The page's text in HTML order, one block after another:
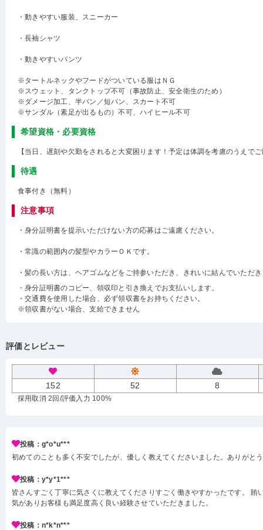
・動きやすい服装、スニーカー
・長袖シャツ
・動きやすいパンツ
※タートルネックやフードがついている服はＮＧ
※スウェット、タンクトップ不可（事故防止、安全衛生のため）
※ダメージ加工、半パン／短パン、スカート不可
※サンダル（素足が出るもの）不可、ハイヒール不可
希望資格・必要資格
【当日、遅刻や欠勤をされると大変困ります！予定は体調を考慮のうえで
待遇
食事付き（無料）
注意事項
・身分証明書を提示いただけない方の応募はご遠慮ください。
・常識の範囲内の髪型やカラーＯＫです。
・髪の長い方は、ヘアゴムなどをご持参いただき、きれいに結んでいただ
・身分証明書のコピー、領収印と引き換えでお支払いします。
・交通費を使用した場合、必ず領収書をお持ちください。
※領収書がない場合、支給できません
評価とレビュー
152 52 8
採用取消 2回 /評価入力 100%
投稿：g*o*u***
初めてのことも多く不安でしたが、優しく教えてくださいました。ありがと
投稿：y*y*1***
皆さんすごく丁寧に気さくに教えてくださりすごく働きやすかったです。 賄
気がありお客様も満足度高く良い経験させていただきました。
投稿：n*k*n***